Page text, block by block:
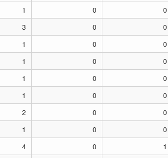
1 0 0
3 0 0
1 0 0
1 0 0
1 0 0
1 0 0
2 0 0
1 0 0
4 0 1